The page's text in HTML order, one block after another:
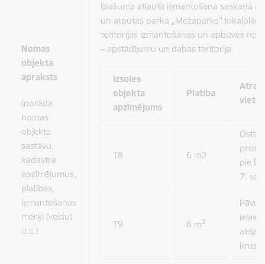
Nomas
objekta
apraksts
(norāda
nomas
objekta
sastāvu,
kadastra
apzīmējumus,
platības,
izmantošanas
mērķi (veidu)
u.c.)
Īpašuma atļautā izmantošana saskaņā
un atpūtas parka „Mežaparks”
teritorijas izmantošanas un apbūves
– apstādījumu un dabas teritorija.
Izsoles
objekta
apzīmējums
Platība
vieta
T8 6 m2
Ostas
pie
7.
T9 6 m2
Pāvu
ielas/
alejas